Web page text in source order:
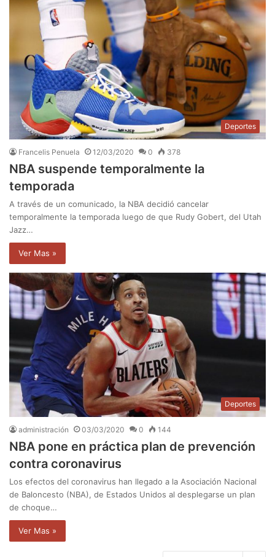
Deportes
Francelis Penuela 12/03/2020 0 378
NBA suspende temporalmente la
temporada
A través de un comunicado, la NBA decidió cancelar
temporalmente la temporada luego de que Rudy Gobert, del Utah
Jazz…
Ver Mas »
Deportes
administración 03/03/2020 0 144
NBA pone en práctica plan de prevención
contra coronavirus
Los efectos del coronavirus han llegado a la Asociación Nacional
de Baloncesto (NBA), de Estados Unidos al desplegarse un plan
de choque…
Ver Mas »